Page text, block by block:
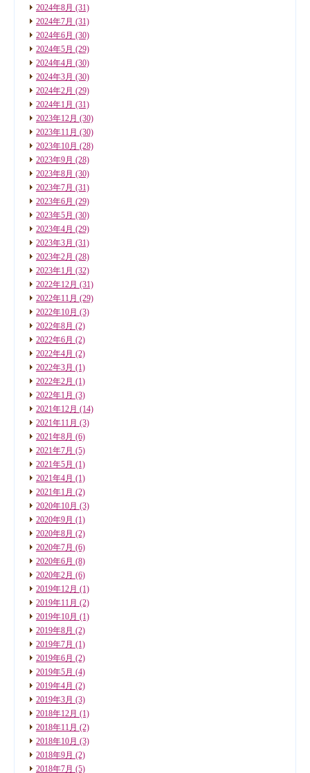
2024年8月 (31)
2024年7月 (31)
2024年6月 (30)
2024年5月 (29)
2024年4月 (30)
2024年3月 (30)
2024年2月 (29)
2024年1月 (31)
2023年12月 (30)
2023年11月 (30)
2023年10月 (28)
2023年9月 (28)
2023年8月 (30)
2023年7月 (31)
2023年6月 (29)
2023年5月 (30)
2023年4月 (29)
2023年3月 (31)
2023年2月 (28)
2023年1月 (32)
2022年12月 (31)
2022年11月 (29)
2022年10月 (3)
2022年8月 (2)
2022年6月 (2)
2022年4月 (2)
2022年3月 (1)
2022年2月 (1)
2022年1月 (3)
2021年12月 (14)
2021年11月 (3)
2021年8月 (6)
2021年7月 (5)
2021年5月 (1)
2021年4月 (1)
2021年1月 (2)
2020年10月 (3)
2020年9月 (1)
2020年8月 (2)
2020年7月 (6)
2020年6月 (8)
2020年2月 (6)
2019年12月 (1)
2019年11月 (2)
2019年10月 (1)
2019年8月 (2)
2019年7月 (1)
2019年6月 (2)
2019年5月 (4)
2019年4月 (2)
2019年3月 (3)
2018年12月 (1)
2018年11月 (2)
2018年10月 (3)
2018年9月 (2)
2018年7月 (5)